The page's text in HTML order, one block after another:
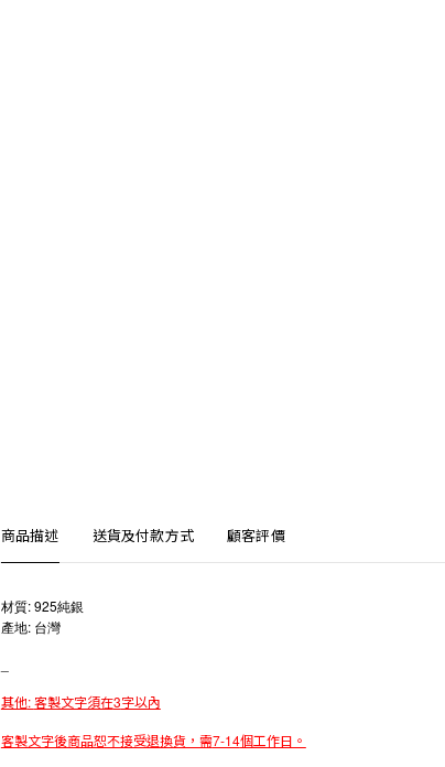
商品描述 送貨及付款方式 顧客評價
材質: 925純銀
產地: 台灣
其他: 客製文字須在3字以內
客製文字後商品恕不接受退換貨，需7-14個工作日。